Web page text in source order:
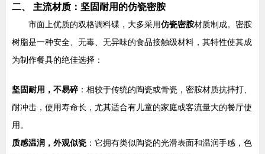
二、 主流材质：坚固耐用的仿瓷密胺
市面上优质的双格调料碟，大多采用仿瓷密胺材质制成。密胺
树脂是一种安全、无毒、无异味的食品接触级材料，其特性使其成
为制作餐具的绝佳选择：
坚固耐用，不易碎 ：相较于传统的陶瓷或骨瓷，密胺材质抗摔打、
耐冲击，使用寿命长，尤其适合有儿童的家庭或客流量大的餐厅使
用。
质感温润，外观似瓷 ：它拥有类似陶瓷的光滑表面和温润手感，色